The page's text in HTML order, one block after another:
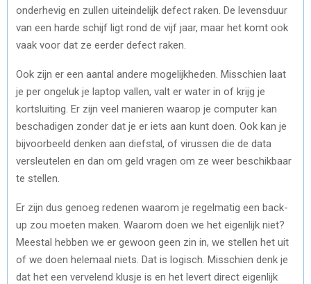
onderhevig en zullen uiteindelijk defect raken. De levensduur
van een harde schijf ligt rond de vijf jaar, maar het komt ook
vaak voor dat ze eerder defect raken.
Ook zijn er een aantal andere mogelijkheden. Misschien laat
je per ongeluk je laptop vallen, valt er water in of krijg je
kortsluiting. Er zijn veel manieren waarop je computer kan
beschadigen zonder dat je er iets aan kunt doen. Ook kan je
bijvoorbeeld denken aan diefstal, of virussen die de data
versleutelen en dan om geld vragen om ze weer beschikbaar
te stellen.
Er zijn dus genoeg redenen waarom je regelmatig een back-
up zou moeten maken. Waarom doen we het eigenlijk niet?
Meestal hebben we er gewoon geen zin in, we stellen het uit
of we doen helemaal niets. Dat is logisch. Misschien denk je
dat het een vervelend klusje is en het levert direct eigenlijk